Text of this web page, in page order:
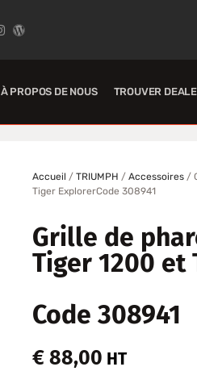
À PROPOS DE NOUS TROUVER
Accueil / TRIUMPH / Accessoires /
Tiger ExplorerCode 308941
Grille de
Tiger 1200 et
Code 308941
€ 88,00 HT